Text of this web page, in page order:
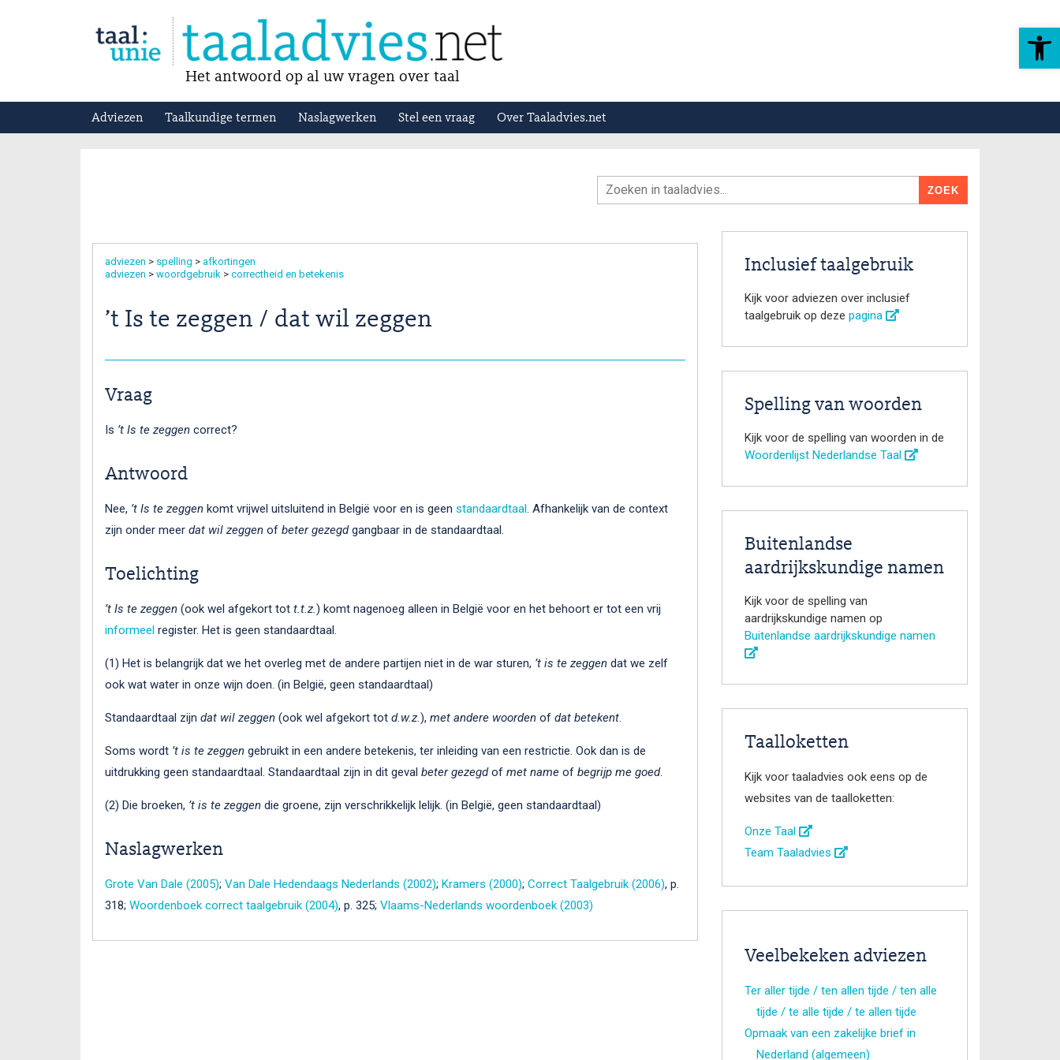
Toolbar openen
Het antwoord op al uw vragen over taal
Adviezen Taalkundige termen Naslagwerken Stel een vraag Over Taaladvies.net
adviezen > spelling > afkortingen
adviezen > woordgebruik > correctheid en betekenis
’t Is te zeggen / dat wil zeggen
Vraag
Is ’t Is te zeggen correct?
Antwoord
Nee, ’t Is te zeggen komt vrijwel uitsluitend in België voor en is geen standaardtaal. Afhankelijk van de context
zijn onder meer dat wil zeggen of beter gezegdgangbaar in de standaardtaal.
Toelichting
’t Is te zeggen (ook wel afgekort tot t.t.z.) komt nagenoeg alleen in België voor en het behoort er tot een vrij
informeel register. Het is geen standaardtaal.
(1) Het is belangrijk dat we het overleg met de andere partijen niet in de war sturen, ’t is te zeggen dat we zelf
ook wat water in onze wijn doen. (in België, geen standaardtaal)
Standaardtaal zijn dat wil zeggen (ook wel afgekort tot d.w.z.), met andere woorden of dat betekent.
Soms wordt ’t is te zeggen gebruikt in een andere betekenis, ter inleiding van een restrictie. Ook dan is de
uitdrukking geen standaardtaal. Standaardtaal zijn in dit geval beter gezegdof met name of begrijp me goed.
(2) Die broeken, ’t is te zeggen die groene, zijn verschrikkelijk lelijk. (in België, geen standaardtaal)
Naslagwerken
Grote Van Dale (2005); Van Dale Hedendaags Nederlands (2002); Kramers (2000); Correct Taalgebruik (2006), p.
318; Woordenboek correct taalgebruik (2004), p. 325; Vlaams-Nederlands woordenboek (2003)
Inclusief taalgebruik
Kijk voor adviezen over inclusief
taalgebruik op deze pagina
Spelling van woorden
Kijk voor de spelling van woorden in de
Woordenlijst Nederlandse Taal
Buitenlandse
aardrijkskundige namen
Kijk voor de spelling van
aardrijkskundige namen op
Buitenlandse aardrijkskundige namen
Taalloketten
Kijk voor taaladvies ook eens op de
websites van de taalloketten:
Onze Taal
Team Taaladvies
Veelbekeken adviezen
Ter aller tijde / ten allen tijde / ten alle
tijde / te alle tijde / te allen tijde
Opmaak van een zakelijke brief in
Nederland (algemeen)